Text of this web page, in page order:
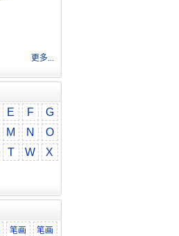
更多...
E F
G
M N
O
T W
X
笔画
笔画